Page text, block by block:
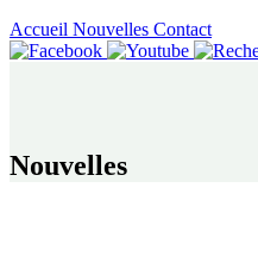
Accueil Nouvelles Contact
Nouvelles